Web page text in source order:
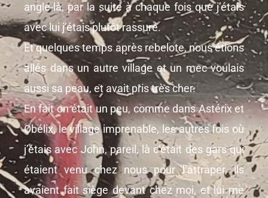
angle-là, par la suite à chaque fois que j’étais
avec lui j’étais plutôt rassuré.
Et quelques temps après rebelote, nous étions
allés dans un autre village et un mec voulais
aussi sa peau, et avait pris très cher.
En fait on était un peu, comme dans Astérix et
Obélix, le village imprenable, les autres fois où
j’étais avec John, pareil, là c’était des gars qui
étaient venu chez nous pour l’attraper, ils
avaient fait siège devant chez moi, et lui me